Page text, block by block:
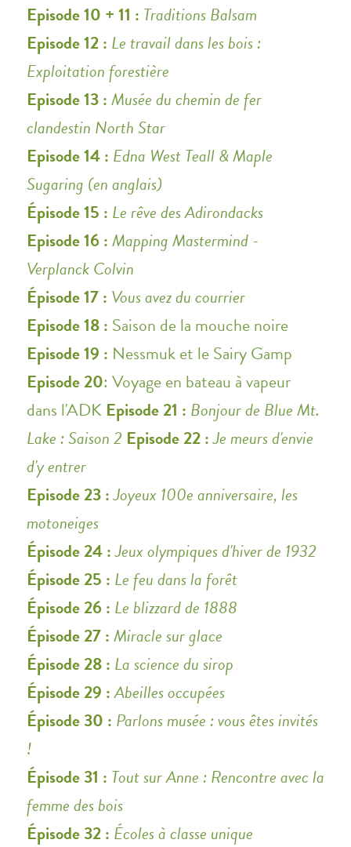
Episode 10 + 11 : Traditions Balsam
Episode 12 : Le travail dans les bois :
Exploitation forestière
Episode 13 :Musée du chemin de fer
clandestin North Star
Episode 14 : Edna West Teall & Maple
Sugaring (en anglais)
Épisode 15 : Le rêve des Adirondacks
Episode 16 :Mapping Mastermind -
Verplanck Colvin
Épisode 17 : Vous avez du courrier
Episode 18 : Saison de la mouche noire
Episode 19 : Nessmuk et le Sairy Gamp
Episode 20: Voyage en bateau à vapeur
dans l'ADK Episode 21 : Bonjour de Blue Mt.
Lake : Saison 2 Episode 22 :Je meurs d'envie
d'y entrer
Episode 23 :Joyeux 100e anniversaire, les
motoneiges
Épisode 24 :Jeux olympiques d'hiver de 1932
Épisode 25 : Le feu dans la forêt
Épisode 26 : Le blizzard de 1888
Épisode 27 :Miracle sur glace
Épisode 28 : La science du sirop
Épisode 29 :Abeilles occupées
Épisode 30 : Parlons musée : vous êtes invités
!
Épisode 31 : Tout sur Anne : Rencontre avec la
femme des bois
Épisode 32 : Écoles à classe unique